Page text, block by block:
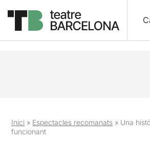
Inici » Espectacles recomanats » Una
funcionant